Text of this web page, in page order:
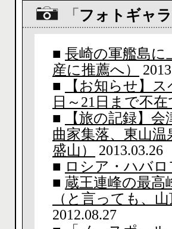
「 フォトギャ
■ 長崎の軍艦島に
産に推薦へ）
■
【お知らせ】
日～21日まで不
■
【旅の記録】
曲家集落、東山
盛山）
2013.03.26
■ ロシア・ハバ
■ 蔵王連峰の最高
（と言っても、
2012.08.27